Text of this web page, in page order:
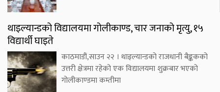
थाइल्यान्डको विद्यालयमा गोलीकाण्ड, चार जनाको मृत्यु, १५
विद्यार्थी घाइते
काठमाडौं,साउन २२ । थाइल्यान्डको राजधानी बैङ्ककको
उत्तरी क्षेत्रमा रहेको एक विद्यालयमा शुक्रबार भएको
गोलीकाण्डमा कम्तीमा